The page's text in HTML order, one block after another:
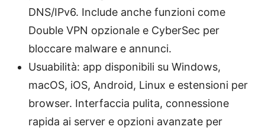
DNS/IPv6. Include anche funzioni come
Double VPN opzionale e CyberSec per
bloccare malware e annunci.
Usuabilità: app disponibili su Windows,
macOS, iOS, Android, Linux e estensioni per
browser. Interfaccia pulita, connessione
rapida ai server e opzioni avanzate per